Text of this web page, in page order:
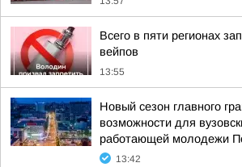
Всего в пяти регионах
вейпов
13:55
Новый сезон главного
возможности для
работающей молодежи
13:42